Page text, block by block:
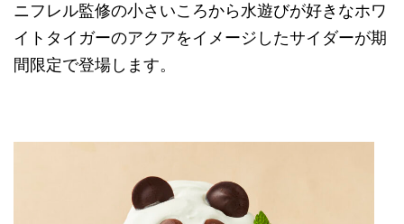
ニフレル監修の小さいころから水遊びが好きなホワ
イトタイガーのアクアをイメージしたサイダーが期
間限定で登場します。